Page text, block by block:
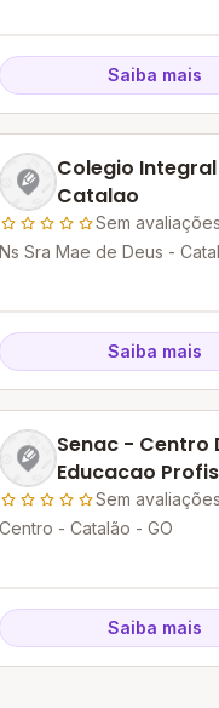
Saiba mais
Colegio Integral
Catalao
Sem avaliações
Ns Sra Mae de Deus -
Saiba mais
Senac - Centro
Educacao
Catalao
Sem avaliações
Centro - Catalão - GO
Saiba mais